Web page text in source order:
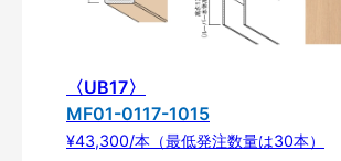
〈UB17〉
MF01-0117-1015
¥43,300/本（最低発注数量は30本）